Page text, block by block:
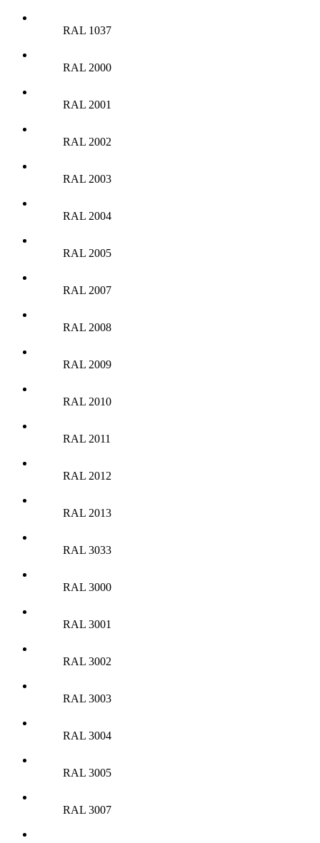
RAL 1037
RAL 2000
RAL 2001
RAL 2002
RAL 2003
RAL 2004
RAL 2005
RAL 2007
RAL 2008
RAL 2009
RAL 2010
RAL 2011
RAL 2012
RAL 2013
RAL 3033
RAL 3000
RAL 3001
RAL 3002
RAL 3003
RAL 3004
RAL 3005
RAL 3007